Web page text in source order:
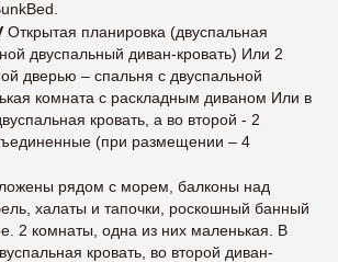
Открытая планировка (двуспальная
двуспальный диван-кровать) Или 2
дверью – спальня с двуспальной
комната с раскладным диваном Или в
кровать, а во второй - 2
(при размещении – 4
рядом с морем, балконы над
халаты и тапочки, роскошный банный
2 комнаты, одна из них маленькая. В
кровать, во второй диван-